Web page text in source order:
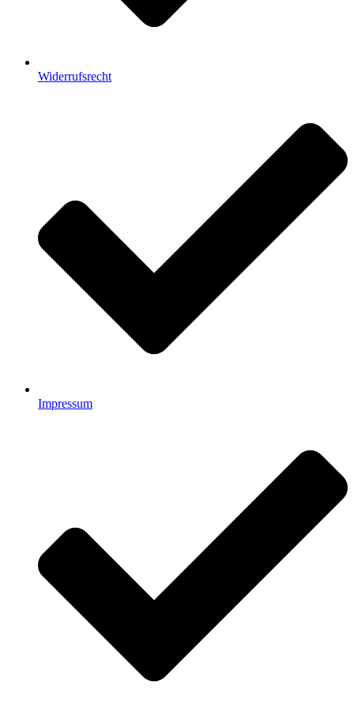
Widerrufsrecht
Impressum